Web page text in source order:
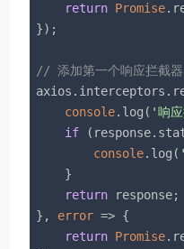
return Promise
});
// 添加第一个响应拦截器
console.log( '响
if
console.log(
    }
return response;
}, error => {
return Promise